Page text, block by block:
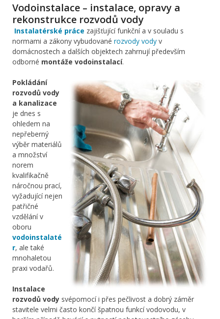
Vodoinstalace – instalace, opravy a
rekonstrukce rozvodů vody
Instalatérské práce zajišťující funkční a v souladu s
normami a zákony vybudované rozvody vody v
domácnostech a dalších objektech zahrnují především
odborné montáže vodoinstalací.
Pokládání
rozvodů vody
a kanalizace
je dnes s
ohledem na
nepřeberný
výběr materiálů
a množství
norem
kvalifikačně
náročnou prací,
vyžadující nejen
patřičné
vzdělání v
oboru
vodoinstalaté
r, ale také
mnohaletou
praxi vodařů.
Instalace
rozvodů vody svépomocí i přes pečlivost a dobrý záměr
stavitele velmi často končí špatnou funkcí vodovodu, v